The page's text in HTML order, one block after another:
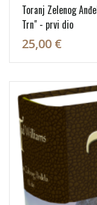
Toranj Zelenog
Trn" - prvi dio
25,00 €